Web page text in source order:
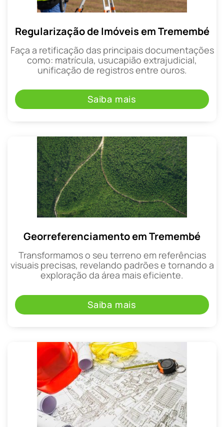
Regularização de Imóveis em Tremembé
Faça a retificação das principais documentações
como: matrícula, usucapião extrajudicial,
unificação de registros entre ouros.
Saiba mais
Georreferenciamento em Tremembé
Transformamos o seu terreno em referências
visuais precisas, revelando padrões e tornando a
exploração da área mais eficiente.
Saiba mais